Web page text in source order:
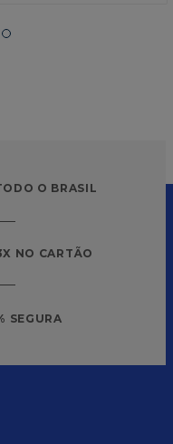
O BRASIL
NO CARTÃO
SEGURA